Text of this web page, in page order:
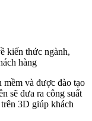
kiến thức ngành,
hàng
mềm và được đào tạo
sẽ đưa ra công suất
3D giúp khách